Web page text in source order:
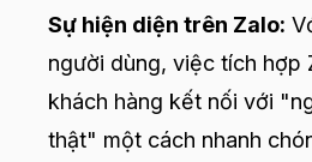
Sự hiện diện trên Zalo:
người dùng, việc tích hợp
khách hàng kết nối với
thật" một cách nhanh